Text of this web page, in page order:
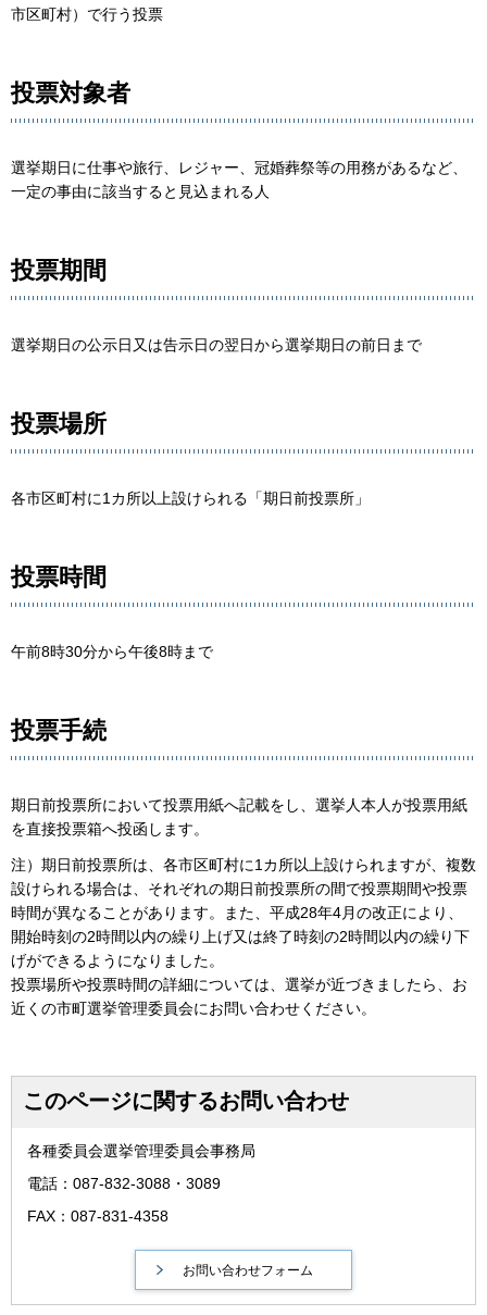
市区町村）で行う投票
投票対象者
選挙期日に仕事や旅行、レジャー、冠婚葬祭等の用務があるなど、
一定の事由に該当すると見込まれる人
投票期間
選挙期日の公示日又は告示日の翌日から選挙期日の前日まで
投票場所
各市区町村に1カ所以上設けられる「期日前投票所」
投票時間
午前8時30分から午後8時まで
投票手続
期日前投票所において投票用紙へ記載をし、選挙人本人が投票用紙
を直接投票箱へ投函します。
注）期日前投票所は、各市区町村に1カ所以上設けられますが、複数
設けられる場合は、それぞれの期日前投票所の間で投票期間や投票
時間が異なることがあります。また、平成28年4月の改正により、
開始時刻の2時間以内の繰り上げ又は終了時刻の2時間以内の繰り下
げができるようになりました。
投票場所や投票時間の詳細については、選挙が近づきましたら、お
近くの市町選挙管理委員会にお問い合わせください。
このページに関するお問い合わせ
各種委員会選挙管理委員会事務局
電話：087-832-3088・3089
FAX：087-831-4358